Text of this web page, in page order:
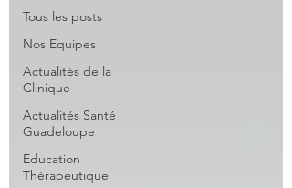
Tous les posts
Nos Equipes
Actualités de la
Clinique
Actualités Santé
Guadeloupe
Education
Thérapeutique